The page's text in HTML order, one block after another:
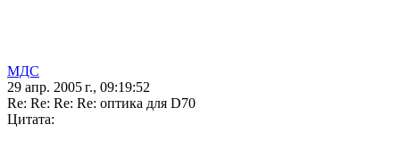
МДС
29 апр. 2005 г., 09:19:52
Re: Re: Re: Re: оптика для D70
Цитата: